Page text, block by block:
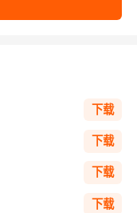
下载
下载
下载
下载